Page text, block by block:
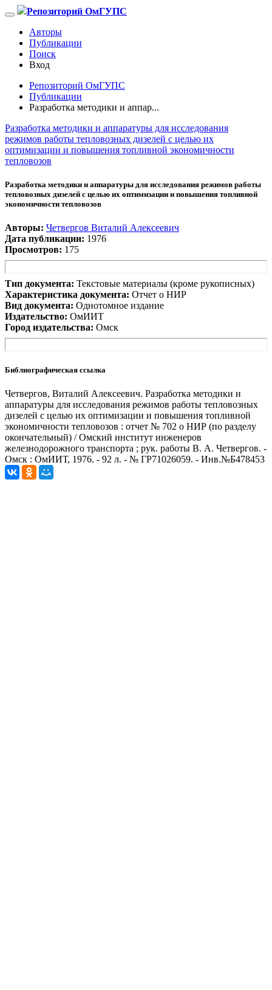
Репозиторий ОмГУПС
Авторы
Публикации
Поиск
Вход
Репозиторий ОмГУПС
Публикации
Разработка методики и аппар...
Разработка методики и аппаратуры для исследования
режимов работы тепловозных дизелей с целью их
оптимизации и повышения топливной экономичности
тепловозов
Разработка методики и аппаратуры для исследования режимов работы
тепловозных дизелей с целью их оптимизации и повышения топливной
экономичности тепловозов
Авторы: Четвергов Виталий Алексеевич
Дата публикации: 1976
Просмотров: 175
Тип документа: Текстовые материалы (кроме рукописных)
Характеристика документа: Отчет о НИР
Вид документа: Однотомное издание
Издательство: ОмИИТ
Город издательства: Омск
Библиографическая ссылка
Четвергов, Виталий Алексеевич. Разработка методики и
аппаратуры для исследования режимов работы тепловозных
дизелей с целью их оптимизации и повышения топливной
экономичности тепловозов : отчет № 702 о НИР (по разделу
окончательный) / Омский институт инженеров
железнодорожного транспорта ; рук. работы В. А. Четвергов. -
Омск : ОмИИТ, 1976. - 92 л. - № ГР71026059. - Инв.№Б478453